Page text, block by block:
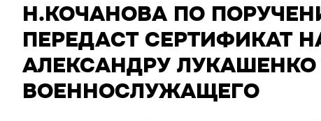
Н.КОЧАНОВА ПО
ПЕРЕДАСТ СЕРТИФИКАТ
АЛЕКСАНДРУ
ВОЕННОСЛУЖАЩЕГО